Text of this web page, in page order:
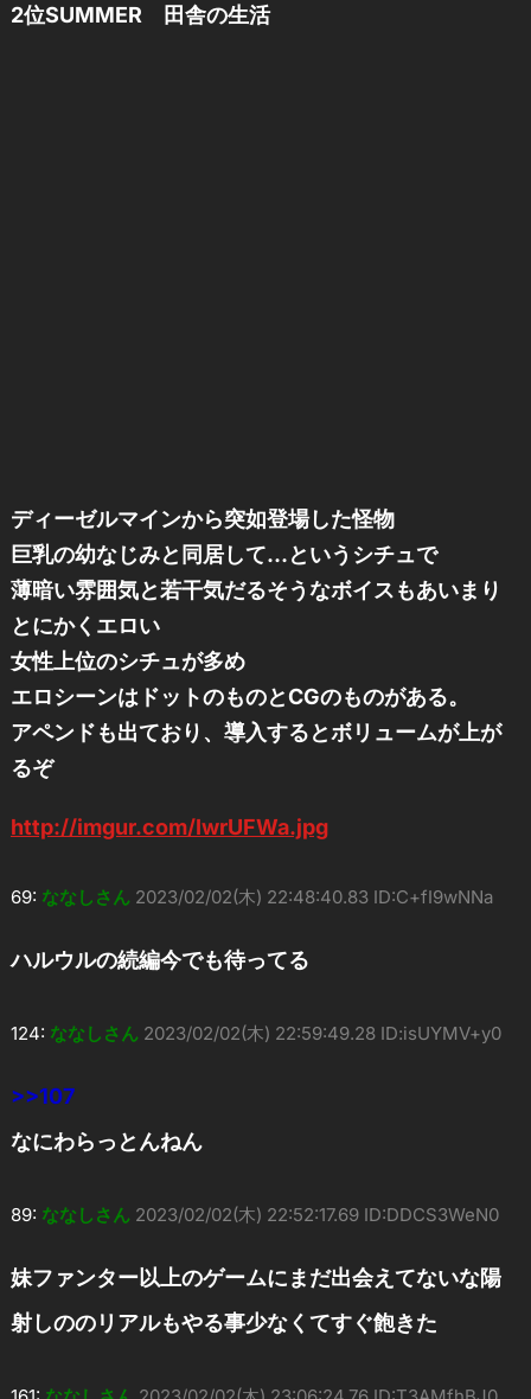
2位SUMMER 田舎の生活
ディーゼルマインから突如登場した怪物
巨乳の幼なじみと同居して…というシチュで
薄暗い雰囲気と若干気だるそうなボイスもあいまり
とにかくエロい
女性上位のシチュが多め
エロシーンはドットのものとCGのものがある。
アペンドも出ており、導入するとボリュームが上が
るぞ
http://imgur.com/IwrUFWa.jpg
69: ななしさん 2023/02/02(木) 22:48:40.83 ID:C+fI9wNNa
ハルウルの続編今でも待ってる
124: ななしさん 2023/02/02(木) 22:59:49.28 ID:isUYMV+y0
>>107
なにわらっとんねん
89: ななしさん 2023/02/02(木) 22:52:17.69 ID:DDCS3WeN0
妹ファンター以上のゲームにまだ出会えてないな陽
射しののリアルもやる事少なくてすぐ飽きた